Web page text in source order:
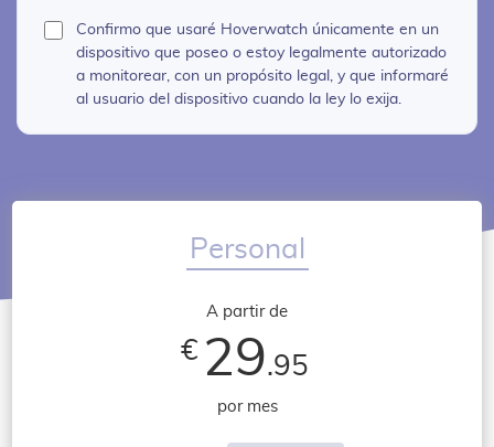
Personal
A partir de
€ 29.95
por mes
Confirmo que usaré Hoverwatch únicamente en un
dispositivo que poseo o estoy legalmente autorizado
a monitorear, con un propósito legal, y que informaré
al usuario del dispositivo cuando la ley lo exija.